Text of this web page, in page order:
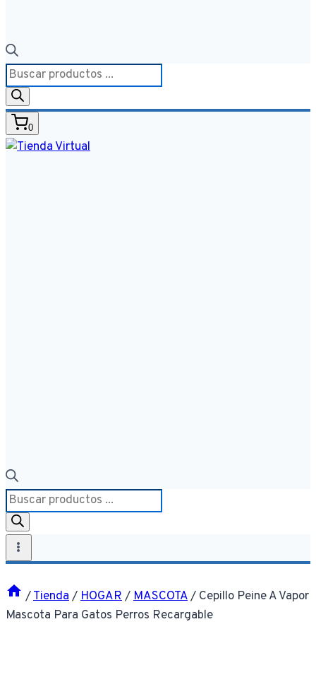
Búsqueda
de
productos
0
Búsqueda
de
productos
/Tienda/HOGAR/MASCOTA/ Cepillo Peine A Vapor
Mascota Para Gatos Perros Recargable